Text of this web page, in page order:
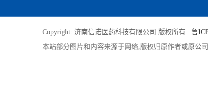
Copyright: 济南信诺医药科技有限公司 版权所有 鲁
本站部分图片和内容来源于网络,版权归原作者或原公